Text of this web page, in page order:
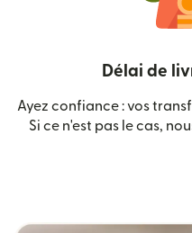
Délai de
Ayez confiance : vos
Si ce n'est pas le cas,